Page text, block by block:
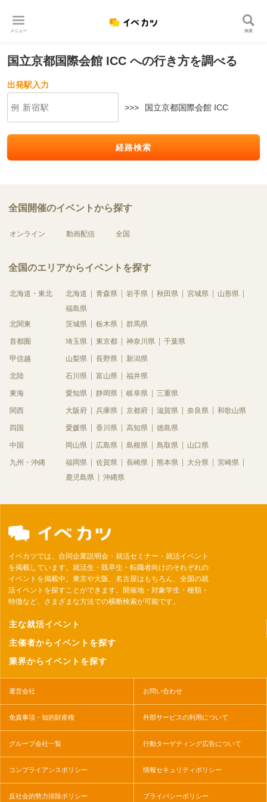
メニュー 検索
国立京都国際会館 ICC への行き方を調べる
出発駅入力
>>> 国立京都国際会館 ICC
経路検索
全国開催のイベントから探す
オンライン 動画配信 全国
全国のエリアからイベントを探す
北海道・東北 北海道 青森県 岩手県 秋田県 宮城県
山形県
福島県
北関東
茨城県 栃木県 群馬県
首都圏 埼玉県 東京都 神奈川県 千葉県
甲信越 山梨県 長野県 新潟県
北陸 石川県 富山県 福井県
東海 愛知県 静岡県 岐阜県 三重県
関西 大阪府 兵庫県 京都府 滋賀県 奈良県 和歌山県
四国 愛媛県 香川県 高知県 徳島県
中国 岡山県 広島県 島根県 鳥取県 山口県
九州・沖縄 福岡県 佐賀県 長崎県 熊本県 大分県
宮崎県
鹿児島県
沖縄県
イベカツでは、合同企業説明会・就活セミナー・就活イベント
を掲載しています。就活生・既卒生・転職者向けのそれぞれの
イベントを掲載中。東京や大阪、名古屋はもちろん、全国の就
活イベントを探すことができます。開催地・対象学生・種類・
特徴など、さまざまな方法での横断検索が可能です。
主な就活イベント
主催者からイベントを探す
業界からイベントを探す
運営会社 お問い合わせ
免責事項・知的財産権 外部サービスの利用について
グループ会社一覧 行動ターゲティング広告について
コンプライアンスポリシー 情報セキュリティポリシー
反社会的勢力排除ポリシー プライバシーポリシー